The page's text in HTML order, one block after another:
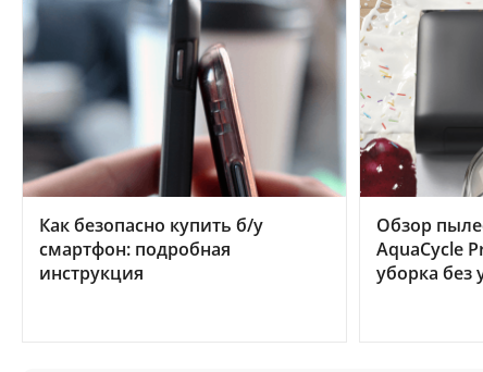
Как безопасно купить б/у
смартфон: подробная
инструкция
Обзор
AquaCycle
уборка без